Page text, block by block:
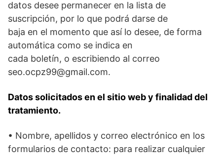
datos desee permanecer en la lista de
suscripción, por lo que podrá darse de
baja en el momento que así lo desee, de forma
automática como se indica en
cada boletín, o escribiendo al correo
seo.ocpz99@gmail.com.
Datos solicitados en el sitio web y finalidad del
tratamiento.
• Nombre, apellidos y correo electrónico en los
formularios de contacto: para realizar cualquier